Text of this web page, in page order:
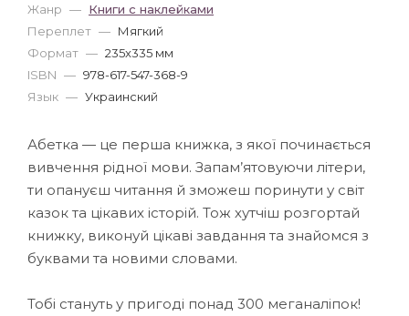
Жанр — Книги с наклейками
Переплет — Мягкий
Формат — 235x335 мм
ISBN — 978-617-547-368-9
Язык — Украинский
Абетка — це перша книжка, з якої починається
вивчення рідної мови. Запам’ятовуючи літери,
ти опануєш читання й зможеш поринути у світ
казок та цікавих історій. Тож хутчіш розгортай
книжку, виконуй цікаві завдання та знайомся з
буквами та новими словами.
Тобі стануть у пригоді понад 300 меганаліпок!